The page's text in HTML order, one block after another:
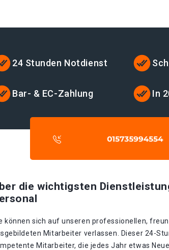
24 Stunden Notdienst
Bar- & EC-Zahlung In
die wichtigsten
können sich auf unseren professionellen,
Mitarbeiter verlassen. Dieser 24-
Mitarbeiter, die jedes Jahr etwas